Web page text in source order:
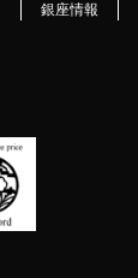
銀座情報